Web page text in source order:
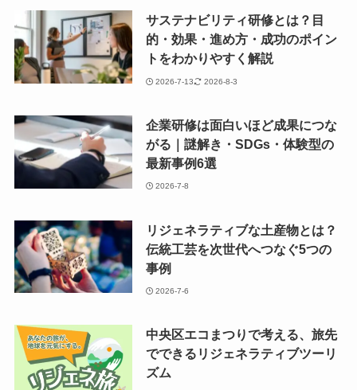
2026-7-13 2026-8-3
サステナビリティ研修とは？目
的・効果・進め方・成功のポイン
トをわかりやすく解説
2026-7-8
企業研修は面白いほど成果につな
がる｜謎解き・SDGs・体験型の
最新事例6選
2026-7-6
リジェネラティブな土産物とは？
伝統工芸を次世代へつなぐ5つの
事例
中央区エコまつりで考える、旅先
でできるリジェネラティブツーリ
ズム